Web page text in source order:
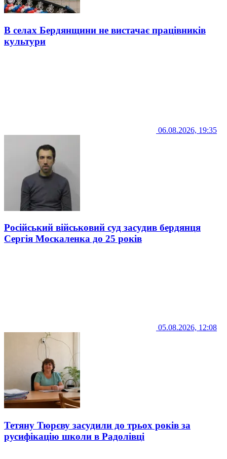
В селах Бердянщини не вистачає працівників
культури
06.08.2026, 19:35
Російський військовий суд засудив бердянця
Сергія Москаленка до 25 років
05.08.2026, 12:08
Тетяну Тюрєву засудили до трьох років за
русифікацію школи в Радолівці